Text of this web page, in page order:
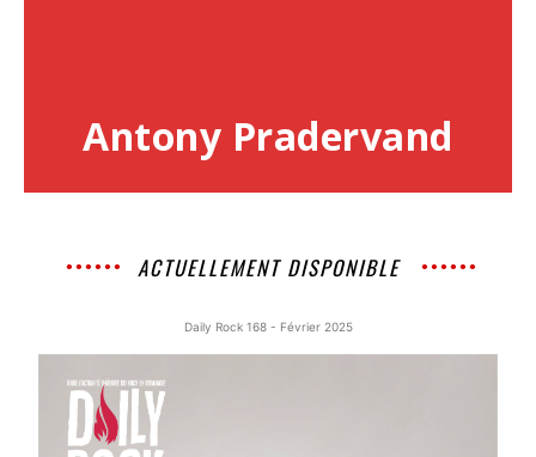
Antony Pradervand
ACTUELLEMENT DISPONIBLE
Daily Rock 168 - Février 2025